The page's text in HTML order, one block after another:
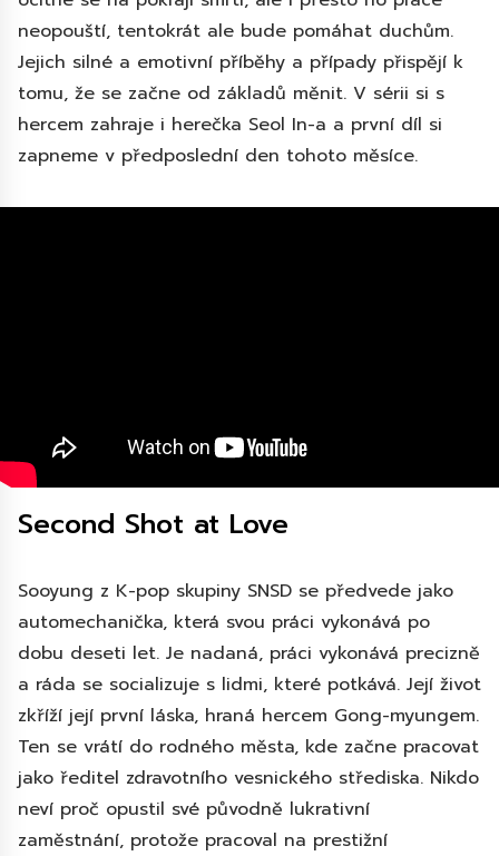
neopouští, tentokrát ale bude pomáhat duchům.
Jejich silné a emotivní příběhy a případy přispějí k
tomu, že se začne od základů měnit. V sérii si s
hercem zahraje i herečka Seol In-a a první díl si
zapneme v předposlední den tohoto měsíce.
Second Shot at Love
Sooyung z K-pop skupiny SNSD se předvede jako
automechanička, která svou práci vykonává po
dobu deseti let. Je nadaná, práci vykonává precizně
a ráda se socializuje s lidmi, které potkává. Její život
zkříží její první láska, hraná hercem Gong-myungem.
Ten se vrátí do rodného města, kde začne pracovat
jako ředitel zdravotního vesnického střediska. Nikdo
neví proč opustil své původně lukrativní
zaměstnání, protože pracoval na prestižní